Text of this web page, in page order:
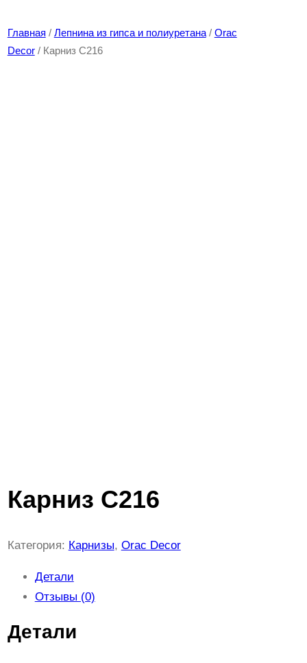
Главная / Лепнина из гипса и полиуретана/ Orac
Decor/ Карниз C216
Карниз C216
Категория: Карнизы, Orac Decor
Детали
Отзывы (0)
Детали